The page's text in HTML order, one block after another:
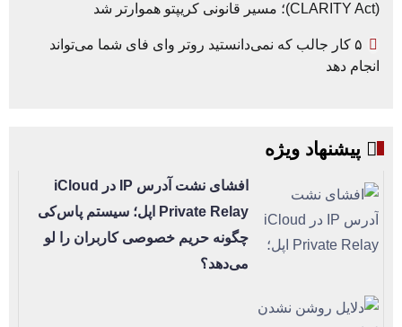
(CLARITY Act)؛ مسیر قانونی کریپتو هموارتر شد
۵ کار جالب که نمی‌دانستید روتر وای فای شما می‌تواند
انجام دهد
پیشنهاد ویژه
افشای نشت آدرس IP در iCloud
Private Relay اپل؛ سیستم پاس‌کی
چگونه حریم خصوصی کاربران را لو
می‌دهد؟